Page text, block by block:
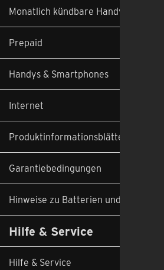
Monatlich kündbare Handyverträge
Prepaid
Handys & Smartphones
Internet
Produktinformationsblätter
Garantiebedingungen
Hinweise zu Batterien und Altgeräten
Hilfe & Service
Hilfe & Service